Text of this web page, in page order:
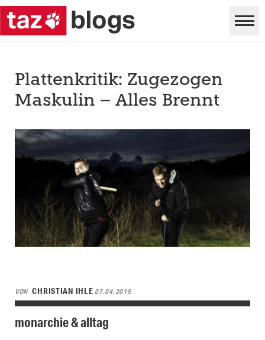
Plattenkritik: Zugezogen
Maskulin – Alles Brennt
VON CHRISTIAN IHLE 07.04.2015
monarchie & alltag